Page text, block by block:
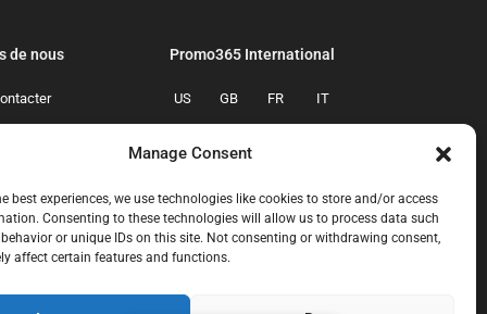
Manage Consent
best experiences, we use technologies like cookies to store and/or access
Consenting to these technologies will allow us to process data such
or unique IDs on this site. Not consenting or withdrawing consent,
affect certain features and functions.
de nous Promo365 International
US GB FR IT